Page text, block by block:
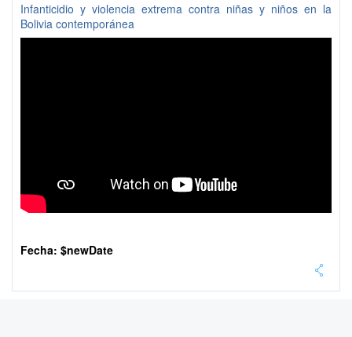
Infanticidio y violencia extrema contra niñas y niños en la
Bolivia contemporánea
Fecha: $newDate